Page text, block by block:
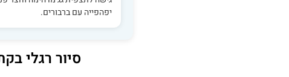
יפהפייה עם ברבורים.
סיור רגלי